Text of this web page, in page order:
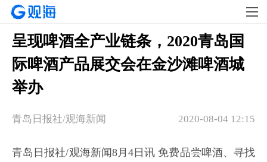
呈现啤酒全产业链条，2020青岛国
际啤酒产品展交会在金沙滩啤酒城
举办
2020-08-04 12:15
青岛日报社/观海新闻
青岛日报社/观海新闻8月4日讯 免费品尝啤酒、寻找